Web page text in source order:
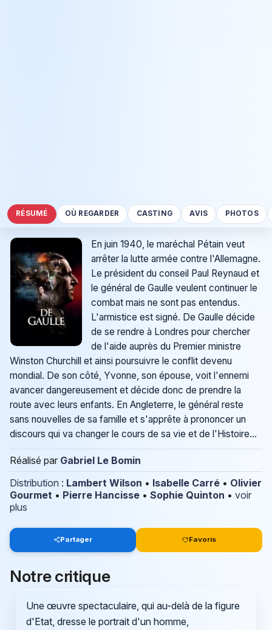
RÉSUMÉ OÙ REGARDER CASTING AVIS PHOTOS
En juin 1940, le maréchal Pétain veut
arrêter la lutte armée contre l'Allemagne.
Le président du conseil Paul Reynaud et
le général de Gaulle veulent continuer le
combat mais ne sont pas entendus.
L'armistice est signé. De Gaulle décide
de se rendre à Londres pour chercher
de l'aide auprès du Premier ministre
Winston Churchill et ainsi poursuivre le conflit devenu
mondial. De son côté, Yvonne, son épouse, voit l'ennemi
avancer dangereusement et décide donc de prendre la
route avec leurs enfants. En Angleterre, le général reste
sans nouvelles de sa famille et s'apprête à prononcer un
discours qui va changer le cours de sa vie et de l'Histoire...
Réalisé par Gabriel Le Bomin
Distribution : Lambert Wilson • Isabelle Carré • Olivier
Gourmet • Pierre Hancisse • Sophie Quinton • voir
plus
Partager Favoris
Notre critique
Une œuvre spectaculaire, qui au-delà de la figure
d'Etat, dresse le portrait d'un homme,